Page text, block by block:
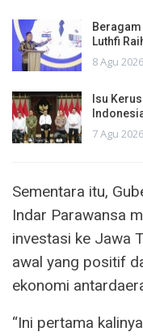
Luthfi
8 Agu 2026
Isu
7 Agu 2026
Sementara itu,
Indar Parawansa
investasi ke Jawa
awal yang positif
ekonomi
“Ini pertama